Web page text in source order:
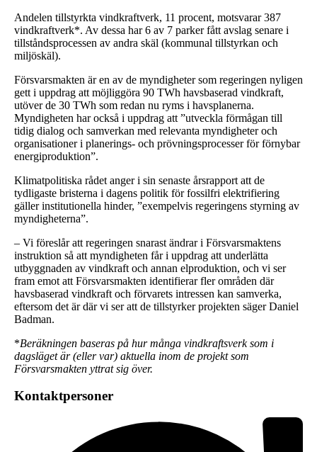
Andelen tillstyrkta vindkraftverk, 11 procent, motsvarar 387
vindkraftverk*. Av dessa har 6 av 7 parker fått avslag senare i
tillståndsprocessen av andra skäl (kommunal tillstyrkan och
miljöskäl).
Försvarsmakten är en av de myndigheter som regeringen nyligen
gett i uppdrag att möjliggöra 90 TWh havsbaserad vindkraft,
utöver de 30 TWh som redan nu ryms i havsplanerna.
Myndigheten har också i uppdrag att ”utveckla förmågan till
tidig dialog och samverkan med relevanta myndigheter och
organisationer i planerings- och prövningsprocesser för förnybar
energiproduktion”.
Klimatpolitiska rådet anger i sin senaste årsrapport att de
tydligaste bristerna i dagens politik för fossilfri elektrifiering
gäller institutionella hinder, ”exempelvis regeringens styrning av
myndigheterna”.
– Vi föreslår att regeringen snarast ändrar i Försvarsmaktens
instruktion så att myndigheten får i uppdrag att underlätta
utbyggnaden av vindkraft och annan elproduktion, och vi ser
fram emot att Försvarsmakten identifierar fler områden där
havsbaserad vindkraft och förvarets intressen kan samverka,
eftersom det är där vi ser att de tillstyrker projekten säger Daniel
Badman.
*Beräkningen baseras på hur många vindkraftsverk som i
dagsläget är (eller var) aktuella inom de projekt som
Försvarsmakten yttrat sig över.
Kontaktpersoner